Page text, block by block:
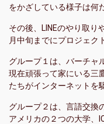
をかざしている様子は何
その後、LINEのやり取り
月中旬までにプロジェク
グループ１は、バーチャ
現在頑張って家にいる三
たちがインターネットを
グループ２は、言語交換
アメリカの２つの大学、